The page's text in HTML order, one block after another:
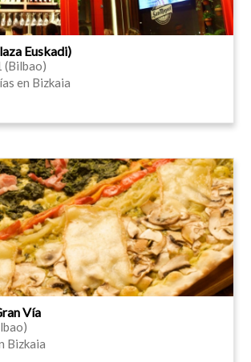
Euskadi)
(Bilbao)
en Bizkaia
Vía
Bizkaia